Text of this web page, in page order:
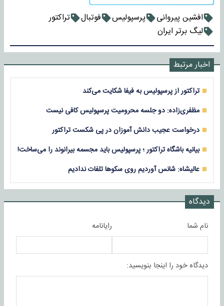
افشین پیروانی پرسپولیس فوتبال
تراکتور
لیگ برتر ایران
اخبار مرتبط
تراکتور از پرسپولیس به فیفا شکایت می‌کند
مظفری‌زاده: دو جلسه محرومیت پرسپولیس کافی نیست
درخواست عجیب دانش آموزان در پی شکست تراکتور
بیانیه باشگاه تراکتور ؛ پرسپولیس باید مجسمه بیرانوند را می‌ساخت!
عالیشاه: شانس آوردیم روی سکوها تلفات ندادیم
دیدگاه
نام شما رایانامه
دیدگاه خود را اینجا بنویسید: